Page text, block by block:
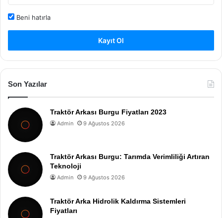
Beni hatırla
Kayıt Ol
Son Yazılar
Traktör Arkası Burgu Fiyatları 2023
Admin 9 Ağustos 2026
Traktör Arkası Burgu: Tarımda Verimliliği Artıran
Teknoloji
Admin 9 Ağustos 2026
Traktör Arka Hidrolik Kaldırma Sistemleri
Fiyatları